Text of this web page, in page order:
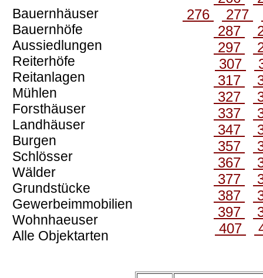
Bauernhäuser
Bauernhöfe
Aussiedlungen
Reiterhöfe
Reitanlagen
Mühlen
Forsthäuser
Landhäuser
Burgen
Schlösser
Wälder
Grundstücke
Gewerbeimmobilien
Wohnhaeuser
Alle Objektarten
276
277
287
297
307
317
327
337
347
357
367
377
387
397
407